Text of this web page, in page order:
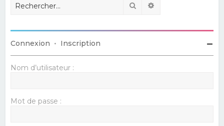
Rechercher
Connexion • Inscription
Nom d’utilisateur :
Mot de passe :